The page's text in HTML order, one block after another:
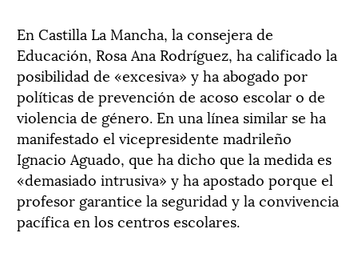
En Castilla La Mancha, la consejera de
Educación, Rosa Ana Rodríguez, ha calificado la
posibilidad de «excesiva» y ha abogado por
políticas de prevención de acoso escolar o de
violencia de género. En una línea similar se ha
manifestado el vicepresidente madrileño
Ignacio Aguado, que ha dicho que la medida es
«demasiado intrusiva» y ha apostado porque el
profesor garantice la seguridad y la convivencia
pacífica en los centros escolares.